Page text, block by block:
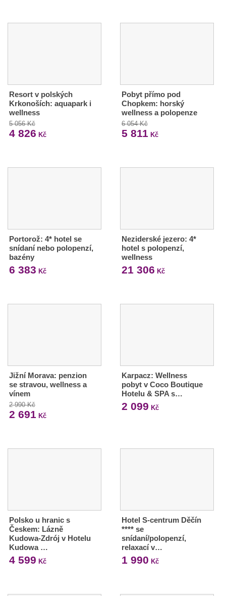
Resort v polských
Krkonoších: aquapark i
wellness
5 056 Kč
4 826 Kč
Pobyt přímo pod
Chopkem: horský
wellness a polopenze
6 054 Kč
5 811 Kč
Portorož: 4* hotel se
snídaní nebo polopenzí,
bazény
6 383 Kč
Neziderské jezero: 4*
hotel s polopenzí,
wellness
21 306 Kč
Jižní Morava: penzion
se stravou, wellness a
vínem
2 990 Kč
2 691 Kč
Karpacz: Wellness
pobyt v Coco Boutique
Hotelu & SPA s…
2 099 Kč
Polsko u hranic s
Českem: Lázně
Kudowa-Zdrój v Hotelu
Kudowa …
4 599 Kč
Hotel S-centrum Děčín
**** se
snídaní/polopenzí,
relaxací v…
1 990 Kč